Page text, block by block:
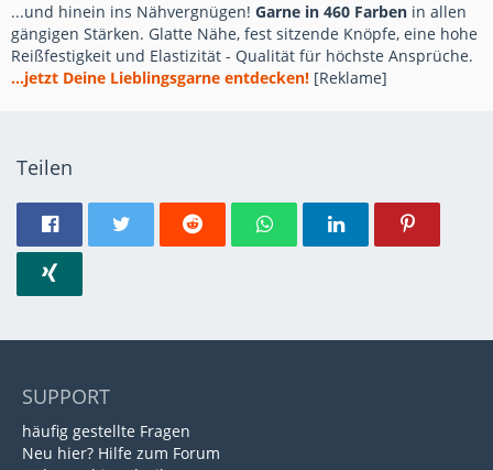
...und hinein ins Nähvergnügen! Garne in 460 Farben in allen
gängigen Stärken. Glatte Nähe, fest sitzende Knöpfe, eine hohe
Reißfestigkeit und Elastizität - Qualität für höchste Ansprüche.
...jetzt Deine Lieblingsgarne entdecken! [Reklame]
Teilen
SUPPORT
häufig gestellte Fragen
Neu hier? Hilfe zum Forum